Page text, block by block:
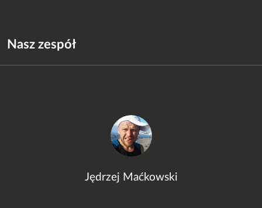
Nasz zespół
Jędrzej Maćkowski